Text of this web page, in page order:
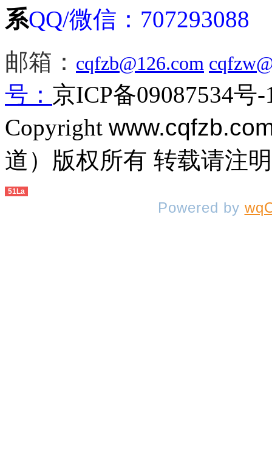
系QQ/微信： 707293088
邮箱： cqfzb@126.com
号： 京ICP备09087534号-
Copyright
道）版权所有 转载请注
51La
Powered by